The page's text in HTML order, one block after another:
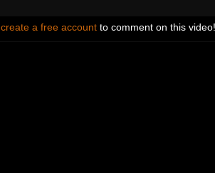
create a free accountto comment on this video!